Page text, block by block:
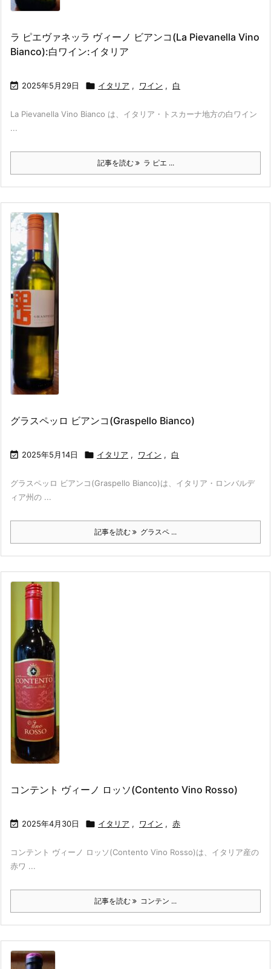
ラ ピエヴァネッラ ヴィーノ ビアンコ(La Pievanella Vino
Bianco):白ワイン:イタリア
 2025年5月29日  イタリア , ワイン , 白
La Pievanella Vino Bianco は、イタリア・トスカーナ地方の白ワイン
...
記事を読む ラ ピエ ...
グラスペッロ ビアンコ(Graspello Bianco)
 2025年5月14日  イタリア , ワイン , 白
グラスペッロ ビアンコ(Graspello Bianco)は、イタリア・ロンバルデ
ィア州の ...
記事を読む グラスペ ...
コンテント ヴィーノ ロッソ(Contento Vino Rosso)
 2025年4月30日  イタリア , ワイン , 赤
コンテント ヴィーノ ロッソ(Contento Vino Rosso)は、イタリア産の
赤ワ ...
記事を読む コンテン ...